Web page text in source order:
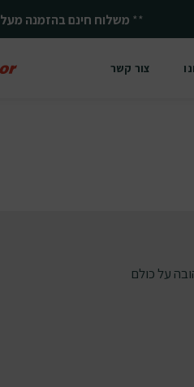
** משלוח חינם בהזמנה מעל
צור קשר
על כולם